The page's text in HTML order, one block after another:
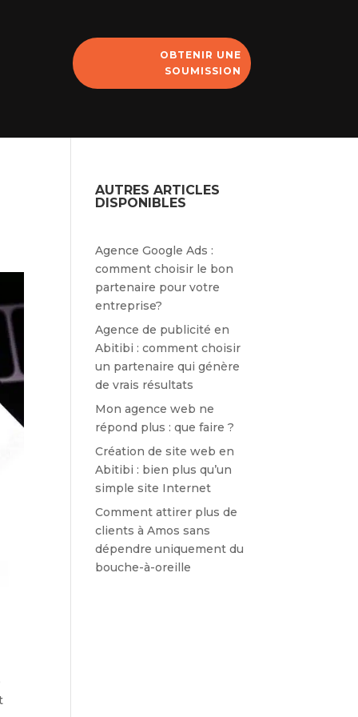
OBTENIR UNE
SOUMISSION
AUTRES ARTICLES
DISPONIBLES
Agence Google Ads :
comment choisir le bon
partenaire pour votre
entreprise?
Agence de publicité en
Abitibi : comment choisir
un partenaire qui génère
de vrais résultats
Mon agence web ne
répond plus : que faire ?
Création de site web en
Abitibi : bien plus qu’un
simple site Internet
Comment attirer plus de
clients à Amos sans
dépendre uniquement du
bouche-à-oreille